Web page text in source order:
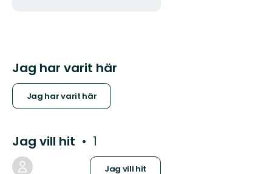
Jag har varit här
Jag har varit här
Jag vill hit 1
Jag vill hit